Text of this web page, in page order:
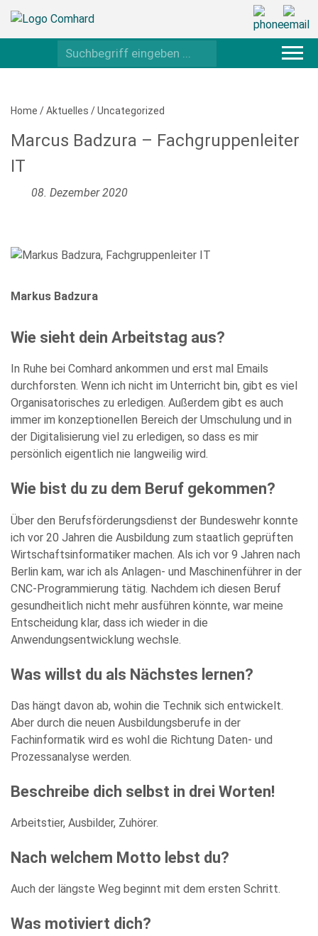
Home /Aktuelles /Uncategorized
Marcus Badzura – Fachgruppenleiter
IT
08. Dezember 2020
Markus Badzura
Wie sieht dein Arbeitstag aus?
In Ruhe bei Comhard ankommen und erst mal Emails
durchforsten. Wenn ich nicht im Unterricht bin, gibt es viel
Organisatorisches zu erledigen. Außerdem gibt es auch
immer im konzeptionellen Bereich der Umschulung und in
der Digitalisierung viel zu erledigen, so dass es mir
persönlich eigentlich nie langweilig wird.
Wie bist du zu dem Beruf gekommen?
Über den Berufsförderungsdienst der Bundeswehr konnte
ich vor 20 Jahren die Ausbildung zum staatlich geprüften
Wirtschaftsinformatiker machen. Als ich vor 9 Jahren nach
Berlin kam, war ich als Anlagen- und Maschinenführer in der
CNC-Programmierung tätig. Nachdem ich diesen Beruf
gesundheitlich nicht mehr ausführen könnte, war meine
Entscheidung klar, dass ich wieder in die
Anwendungsentwicklung wechsle.
Was willst du als Nächstes lernen?
Das hängt davon ab, wohin die Technik sich entwickelt.
Aber durch die neuen Ausbildungsberufe in der
Fachinformatik wird es wohl die Richtung Daten- und
Prozessanalyse werden.
Beschreibe dich selbst in drei Worten!
Arbeitstier, Ausbilder, Zuhörer.
Nach welchem Motto lebst du?
Auch der längste Weg beginnt mit dem ersten Schritt.
Was motiviert dich?
Bitte
füllen
Sie
alle
Pflichtfelder
aus.
Please
this
empty.
Die Datenschutzerklärung habe ich zur Kenntnis genommen
und stimme der elektronischen Erhebung und Speicherung
meiner Anfrage zu. Bitte beachten Sie: Diese Einwilligung
können Sie per E-Mail an info@comhard.de jederzeit für die
Diese Website ist durch reCAPTCHA geschützt und es gelten die
Datenschutzbestimmungen and Nutzungsbedingungen
Google.